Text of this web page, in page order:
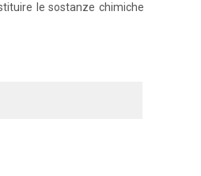
le sostanze chimiche